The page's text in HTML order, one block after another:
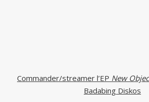
Commander/streamer l’EP New
Badabing Diskos